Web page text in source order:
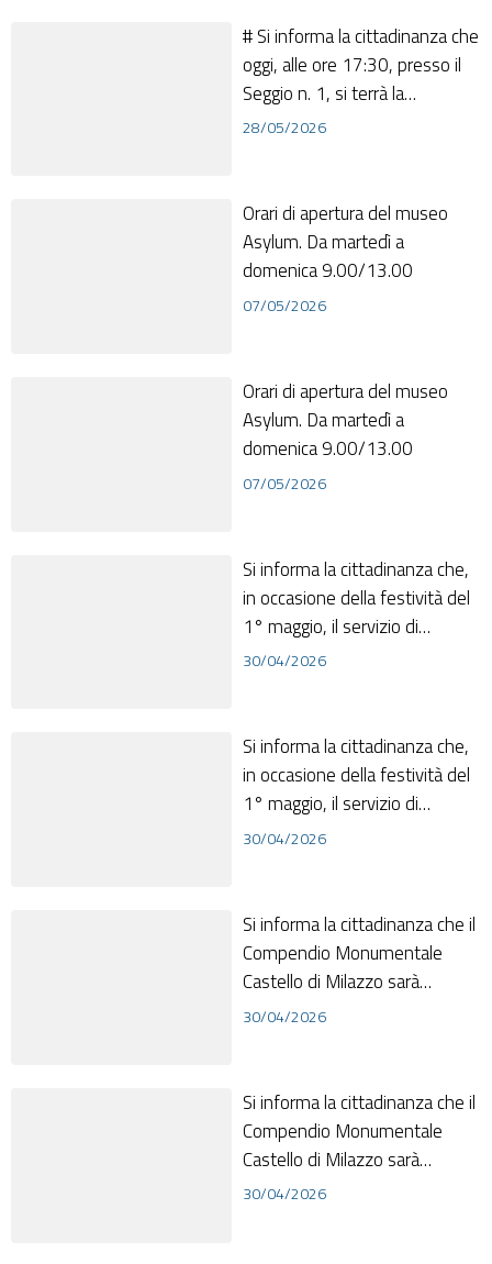
# Si informa la cittadinanza che
oggi, alle ore 17:30, presso il
Seggio n. 1, si terrà la
proclamazione ufficiale del Si...
28/05/2026
Orari di apertura del museo
Asylum. Da martedì a
domenica 9.00/13.00
07/05/2026
Orari di apertura del museo
Asylum. Da martedì a
domenica 9.00/13.00
07/05/2026
Si informa la cittadinanza che,
in occasione della festività del
1° maggio, il servizio di
raccolta dei rifiuti sarà reg...
30/04/2026
Si informa la cittadinanza che,
in occasione della festività del
1° maggio, il servizio di
raccolta dei rifiuti sarà reg...
30/04/2026
Si informa la cittadinanza che il
Compendio Monumentale
Castello di Milazzo sarà
riaperto al pubblico a partire dal
30/04/2026
Si informa la cittadinanza che il
Compendio Monumentale
Castello di Milazzo sarà
riaperto al pubblico a partire dal
30/04/2026